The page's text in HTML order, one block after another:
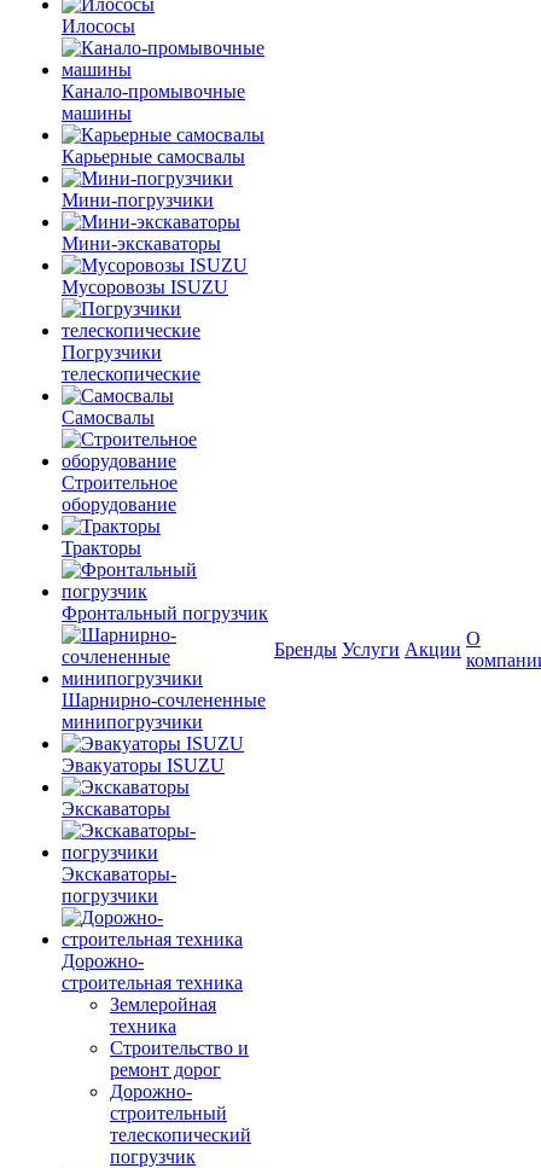
Илососы
Канало-промывочные
машины
Карьерные самосвалы
Мини-погрузчики
Мини-экскаваторы
Мусоровозы ISUZU
Погрузчики
телескопические
Самосвалы
Строительное
оборудование
Тракторы
Фронтальный погрузчик
Шарнирно-сочлененные
минипогрузчики
Эвакуаторы ISUZU
Экскаваторы
Экскаваторы-
погрузчики
Дорожно-
строительная техника
Землеройная
техника
Строительство и
ремонт дорог
Дорожно-
строительный
телескопический
погрузчик
Бренды Услуги Акции
О